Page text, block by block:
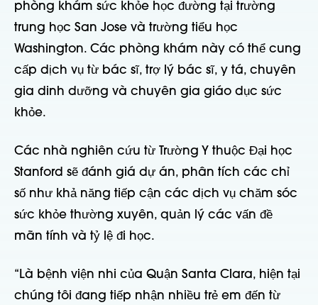
phòng khám sức khỏe học đường tại trường
trung học San Jose và trường tiểu học
Washington. Các phòng khám này có thể cung
cấp dịch vụ từ bác sĩ, trợ lý bác sĩ, y tá, chuyên
gia dinh dưỡng và chuyên gia giáo dục sức
khỏe.
Các nhà nghiên cứu từ Trường Y thuộc Đại học
Stanford sẽ đánh giá dự án, phân tích các chỉ
số như khả năng tiếp cận các dịch vụ chăm sóc
sức khỏe thường xuyên, quản lý các vấn đề
mãn tính và tỷ lệ đi học.
“Là bệnh viện nhi của Quận Santa Clara, hiện tại
chúng tôi đang tiếp nhận nhiều trẻ em đến từ